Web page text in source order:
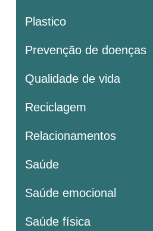
Plastico
Prevenção de doenças
Qualidade de vida
Reciclagem
Relacionamentos
Saúde
Saúde emocional
Saúde física